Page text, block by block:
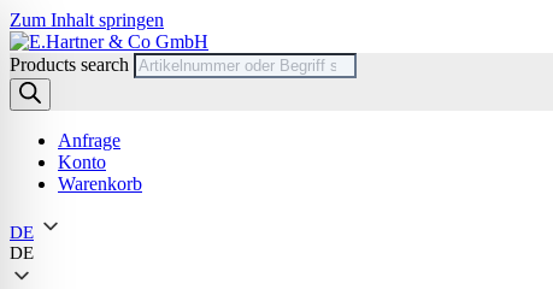
Zum Inhalt springen
Products search
Anfrage
Konto
Warenkorb
DE
DE